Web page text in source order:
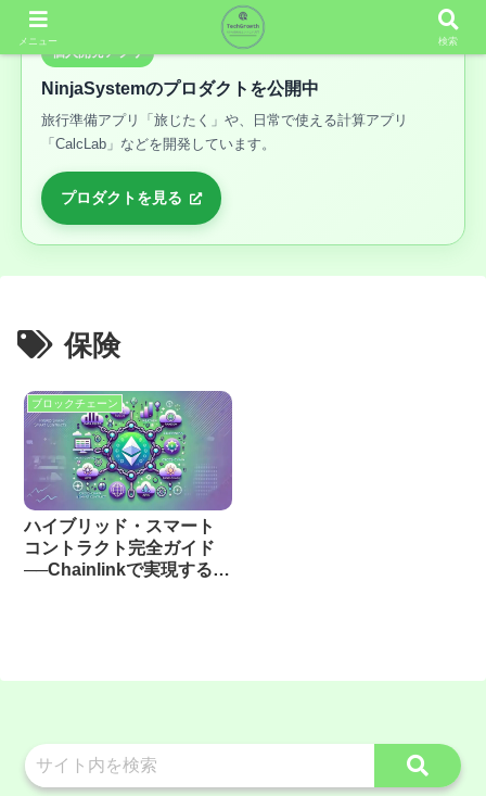
個人開発アプリ
NinjaSystemのプロダクトを公開中
旅行準備アプリ「旅じたく」や、日常で使える計算アプリ
「CalcLab」などを開発しています。
プロダクトを見る
保険
ブロックチェーン
ハイブリッド・スマート
コントラクト完全ガイド
──Chainlinkで実現するオ
メニュー 検索